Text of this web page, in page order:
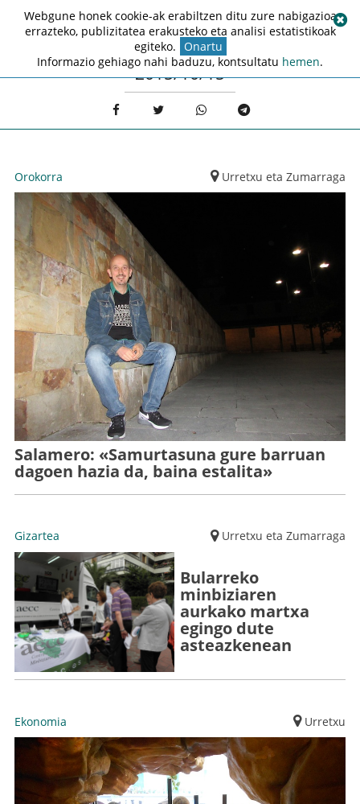
2015/10/15
Orokorra Urretxu eta Zumarraga
Salamero: «Samurtasuna gure barruan
dagoen hazia da, baina estalita»
Gizartea Urretxu eta Zumarraga
Bularreko
minbiziaren
aurkako martxa
egingo dute
asteazkenean
Ekonomia Urretxu
Webgune honek cookie-ak erabiltzen ditu zure nabigazioa
errazteko, publizitatea erakusteko eta analisi estatistikoak
egiteko. Onartu
Informazio gehiago nahi baduzu, kontsultatu hemen.